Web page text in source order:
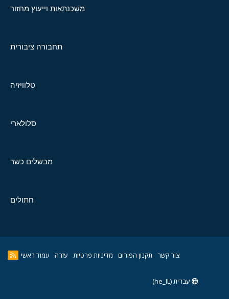
משכנתאות וייעוץ מחזור
תחבורה ציבורית
טלוויזיה
סלולארי
מבשלים כשר
חתולים
צור קשר תקנון הפורום מדיניות פרטיות עזרה עמוד ראשי
עברית (he_IL)